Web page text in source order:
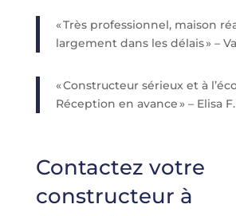
« Très professionnel, maison
largement dans les délais » –
« Constructeur sérieux et à
Réception en avance » – Elisa F.
Contactez votre
constructeur à